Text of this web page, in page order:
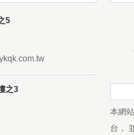
5
之3
本網
台，